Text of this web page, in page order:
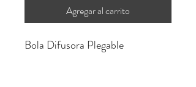
Agregar al carrito
Bola Difusora Plegable